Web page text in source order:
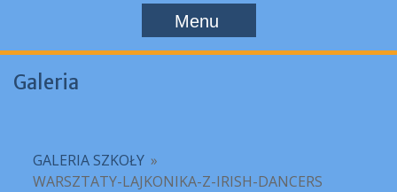
Menu
Galeria
GALERIA SZKOŁY »
WARSZTATY-LAJKONIKA-Z-IRISH-DANCERS